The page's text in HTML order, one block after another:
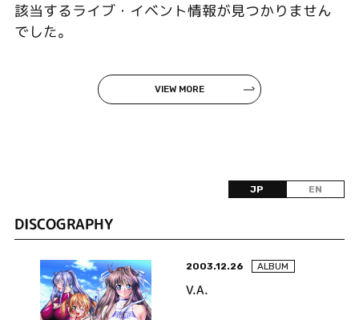
該当するライブ・イベント情報が見つかりません
でした。
VIEW MORE
JP EN
DISCOGRAPHY
2003.12.26 ALBUM
V.A.